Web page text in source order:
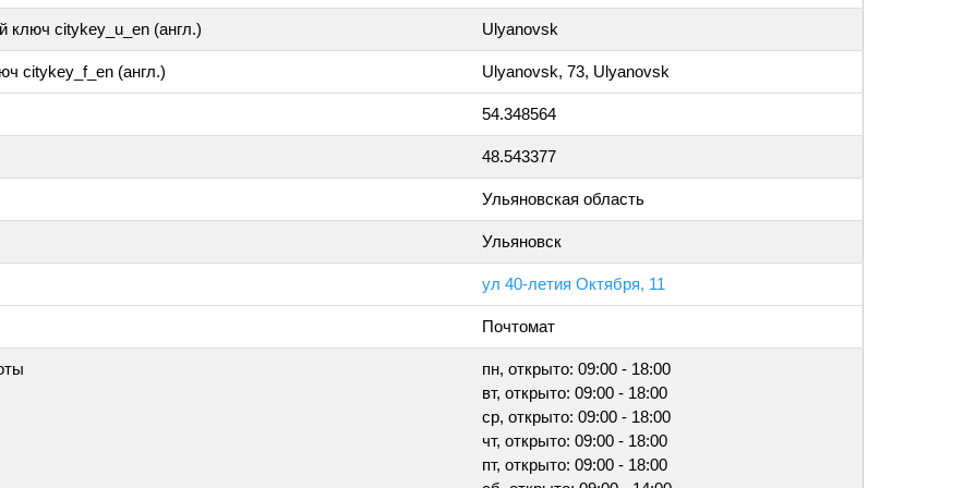
ключ citykey_u_en (англ.) Ulyanovsk
citykey_f_en (англ.) Ulyanovsk, 73, Ulyanovsk
54.348564
48.543377
Ульяновская область
Ульяновск
ул 40-летия Октября, 11
Почтомат
пн, открыто: 09:00 - 18:00
вт, открыто: 09:00 - 18:00
ср, открыто: 09:00 - 18:00
чт, открыто: 09:00 - 18:00
пт, открыто: 09:00 - 18:00